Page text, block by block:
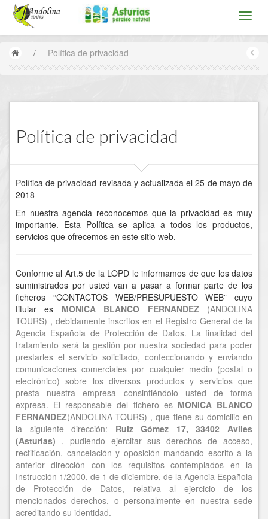
/ Política de privacidad
Política de privacidad
Política de privacidad revisada y actualizada el 25 de mayo de
2018
En nuestra agencia reconocemos que la privacidad es muy
importante. Esta Política se aplica a todos los productos,
servicios que ofrecemos en este sitio web.
Conforme al Art.5 de la LOPD le informamos de que los datos
suministrados por usted van a pasar a formar parte de los
ficheros “CONTACTOS WEB/PRESUPUESTO WEB” cuyo
titular es MONICA BLANCO FERNANDEZ (ANDOLINA
TOURS) , debidamente inscritos en el Registro General de la
Agencia Española de Protección de Datos. La finalidad del
tratamiento será la gestión por nuestra sociedad para poder
prestarles el servicio solicitado, confeccionando y enviando
comunicaciones comerciales por cualquier medio (postal o
electrónico) sobre los diversos productos y servicios que
presta nuestra empresa consintiéndolo usted de forma
expresa. El responsable del fichero es MONICA BLANCO
FERNANDEZ(ANDOLINA TOURS) , que tiene su domicilio en
la siguiente dirección: Ruiz Gómez 17, 33402 Aviles
(Asturias) , pudiendo ejercitar sus derechos de acceso,
rectificación, cancelación y oposición mandando escrito a la
anterior dirección con los requisitos contemplados en la
Instrucción 1/2000, de 1 de diciembre, de la Agencia Española
de Protección de Datos, relativa al ejercicio de los
mencionados derechos, o personalmente en nuestra sede
acreditando su identidad.